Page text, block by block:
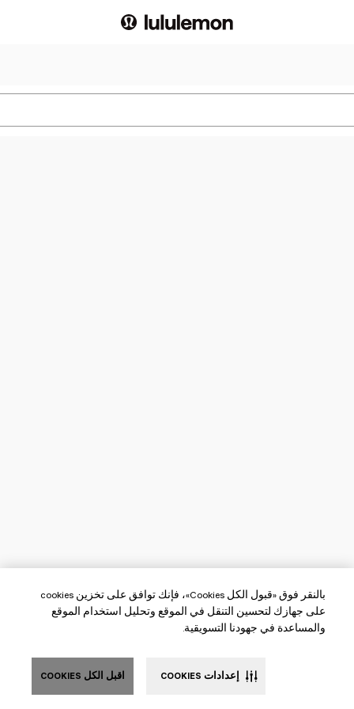
بالنقر فوق «قبول الكل Cookies»، فإنك توافق على تخزين cookies
على جهازك لتحسين التنقل في الموقع وتحليل استخدام الموقع
والمساعدة في جهودنا التسويقية.
اقبل الكل COOKIES إعدادات COOKIES